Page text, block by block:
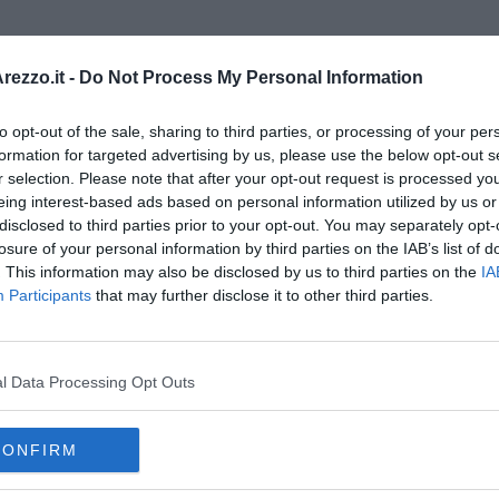
- Do Not Process My Personal Information
opt-out of the sale, sharing to third parties, or processing of your
for targeted advertising by us, please use the below opt-out
selection. Please note that after your opt-out request is processed
interest-based ads based on personal information utilized by us
to third parties prior to your opt-out. You may separately
of your personal information by third parties on the IAB’s list of
This information may also be disclosed by us to third parties on the
Participants that may further disclose it to other third parties.
Data Processing Opt Outs
così 3 corse alle 7,20 con fermata Fibok e Setteponti e due
corse delle Autolinee Fabbri di Laterina. Sempre su
- ho mandato una comunicazione a tutti gli istituti di scuole
su eventuali ritardi di studenti Castiglionesifino a
Di concerto con Comune, uffici provinciali, famiglie e studenti
corse di Toscana Trasporti modellando gli orari secondo
iscriviti allaNewsletter QUInews - ToscanaMedia.
nella tua casella di posta.